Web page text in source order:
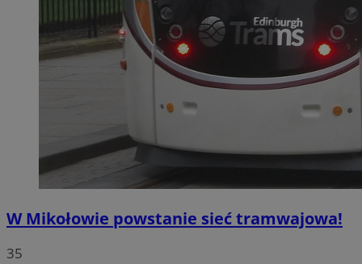
W Mikołowie powstanie sieć tramwajowa!
35